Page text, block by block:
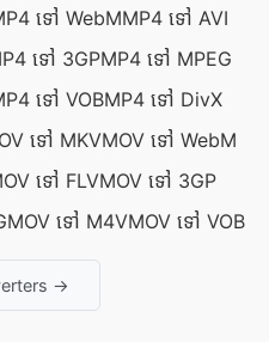
ទៅ WebMMP4 ទៅ AVI
ទៅ 3GPMP4 ទៅ MPEG
ទៅ VOBMP4 ទៅ DivX
ទៅ MKVMOV ទៅ WebM
ទៅ FLVMOV ទៅ 3GP
MOV ទៅ M4VMOV ទៅ VOB
→